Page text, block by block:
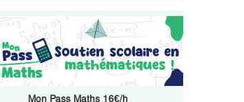
Mon Pass Maths 16€/h